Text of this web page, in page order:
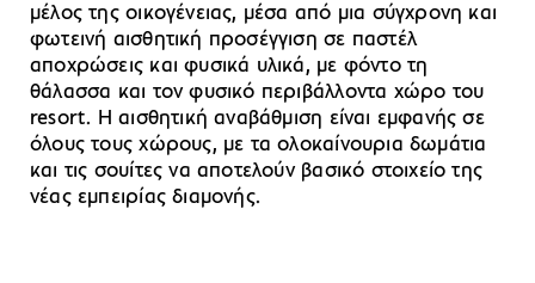
μέλος της οικογένειας, μέσα από μια σύγχρονη και
φωτεινή αισθητική προσέγγιση σε παστέλ
αποχρώσεις και φυσικά υλικά, με φόντο τη
θάλασσα και τον φυσικό περιβάλλοντα χώρο του
resort. Η αισθητική αναβάθμιση είναι εμφανής σε
όλους τους χώρους, με τα ολοκαίνουρια δωμάτια
και τις σουίτες να αποτελούν βασικό στοιχείο της
νέας εμπειρίας διαμονής.